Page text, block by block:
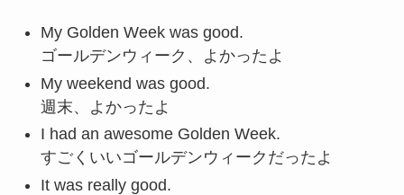
My Golden Week was good.
ゴールデンウィーク、よかったよ
My weekend was good.
週末、よかったよ
I had an awesome Golden Week.
すごくいいゴールデンウィークだったよ
It was really good.